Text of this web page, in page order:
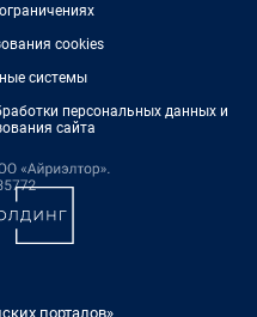
cookies
системы
персональных данных и
сайта
порталов»